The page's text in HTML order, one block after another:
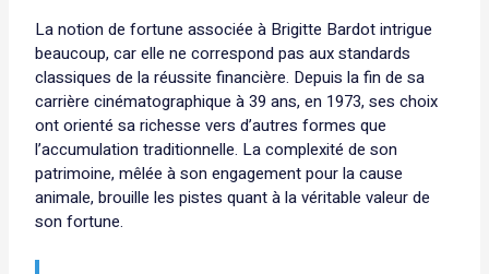
La notion de fortune associée à Brigitte Bardot intrigue
beaucoup, car elle ne correspond pas aux standards
classiques de la réussite financière. Depuis la fin de sa
carrière cinématographique à 39 ans, en 1973, ses choix
ont orienté sa richesse vers d’autres formes que
l’accumulation traditionnelle. La complexité de son
patrimoine, mêlée à son engagement pour la cause
animale, brouille les pistes quant à la véritable valeur de
son fortune.